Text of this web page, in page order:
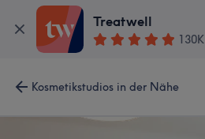
Treatwell
130K
Kosmetikstudios in der Nähe